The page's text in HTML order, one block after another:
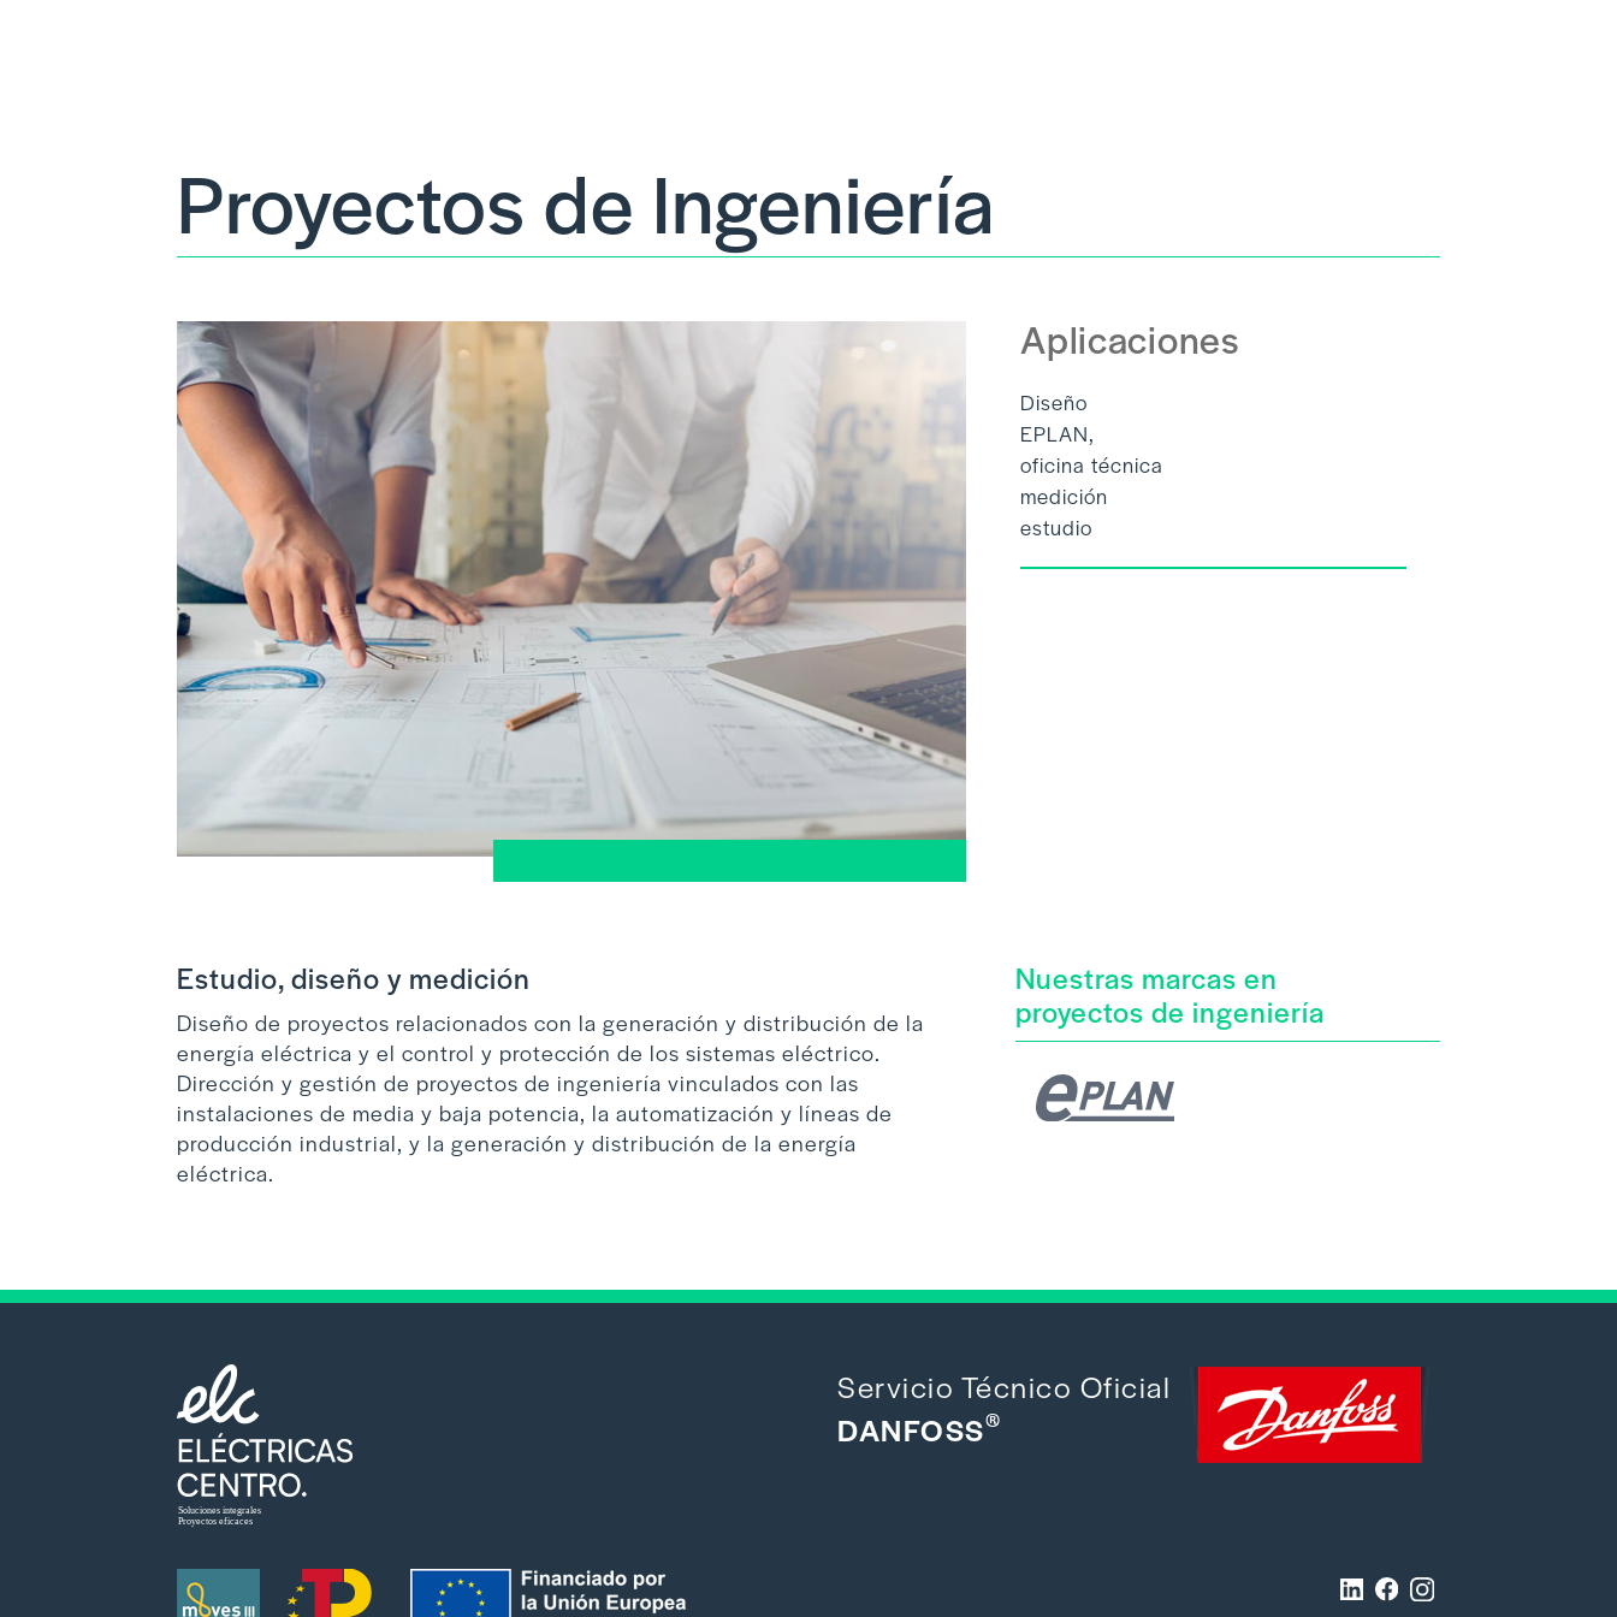
Proyectos de Ingeniería
Aplicaciones
Diseño
EPLAN,
oficina técnica
medición
estudio
Estudio, diseño y medición
Diseño de proyectos relacionados con la generación y distribución de la
energía eléctrica y el control y protección de los sistemas eléctrico.
Dirección y gestión de proyectos de ingeniería vinculados con las
instalaciones de media y baja potencia, la automatización y líneas de
producción industrial, y la generación y distribución de la energía
eléctrica.
Nuestras marcas en
proyectos de ingeniería
Servicio Técnico Oficial
DANFOSS®